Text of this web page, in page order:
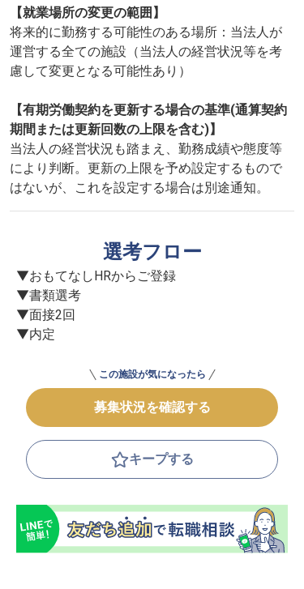
【就業場所の変更の範囲】
将来的に勤務する可能性のある場所：当法人が
運営する全ての施設（当法人の経営状況等を考
慮して変更となる可能性あり）
【有期労働契約を更新する場合の基準(通算契約
期間または更新回数の上限を含む)】
当法人の経営状況も踏まえ、勤務成績や態度等
により判断。更新の上限を予め設定するもので
はないが、これを設定する場合は別途通知。
選考フロー
▼おもてなしHRからご登録
▼書類選考
▼面接2回
▼内定
この施設が気になったら
募集状況を確認する
キープする